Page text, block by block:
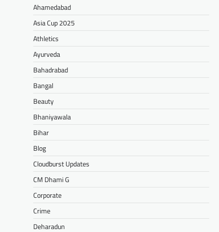
Ahamedabad
Asia Cup 2025
Athletics
Ayurveda
Bahadrabad
Bangal
Beauty
Bhaniyawala
Bihar
Blog
Cloudburst Updates
CM Dhami G
Corporate
Crime
Deharadun